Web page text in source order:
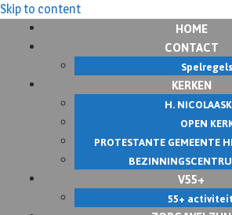
Skip to content
HOME
CONTACT
Spelregels
KERKEN
H.
OPEN
PROTESTANTE GEMEENTE
V55+
55+